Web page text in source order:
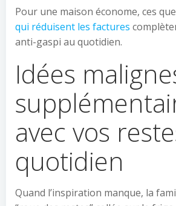
Pour une maison économe, ces
qui réduisent les factures
anti-gaspi au quotidien.
Idées
avec vos
quotidien
Quand l’inspiration manque, la